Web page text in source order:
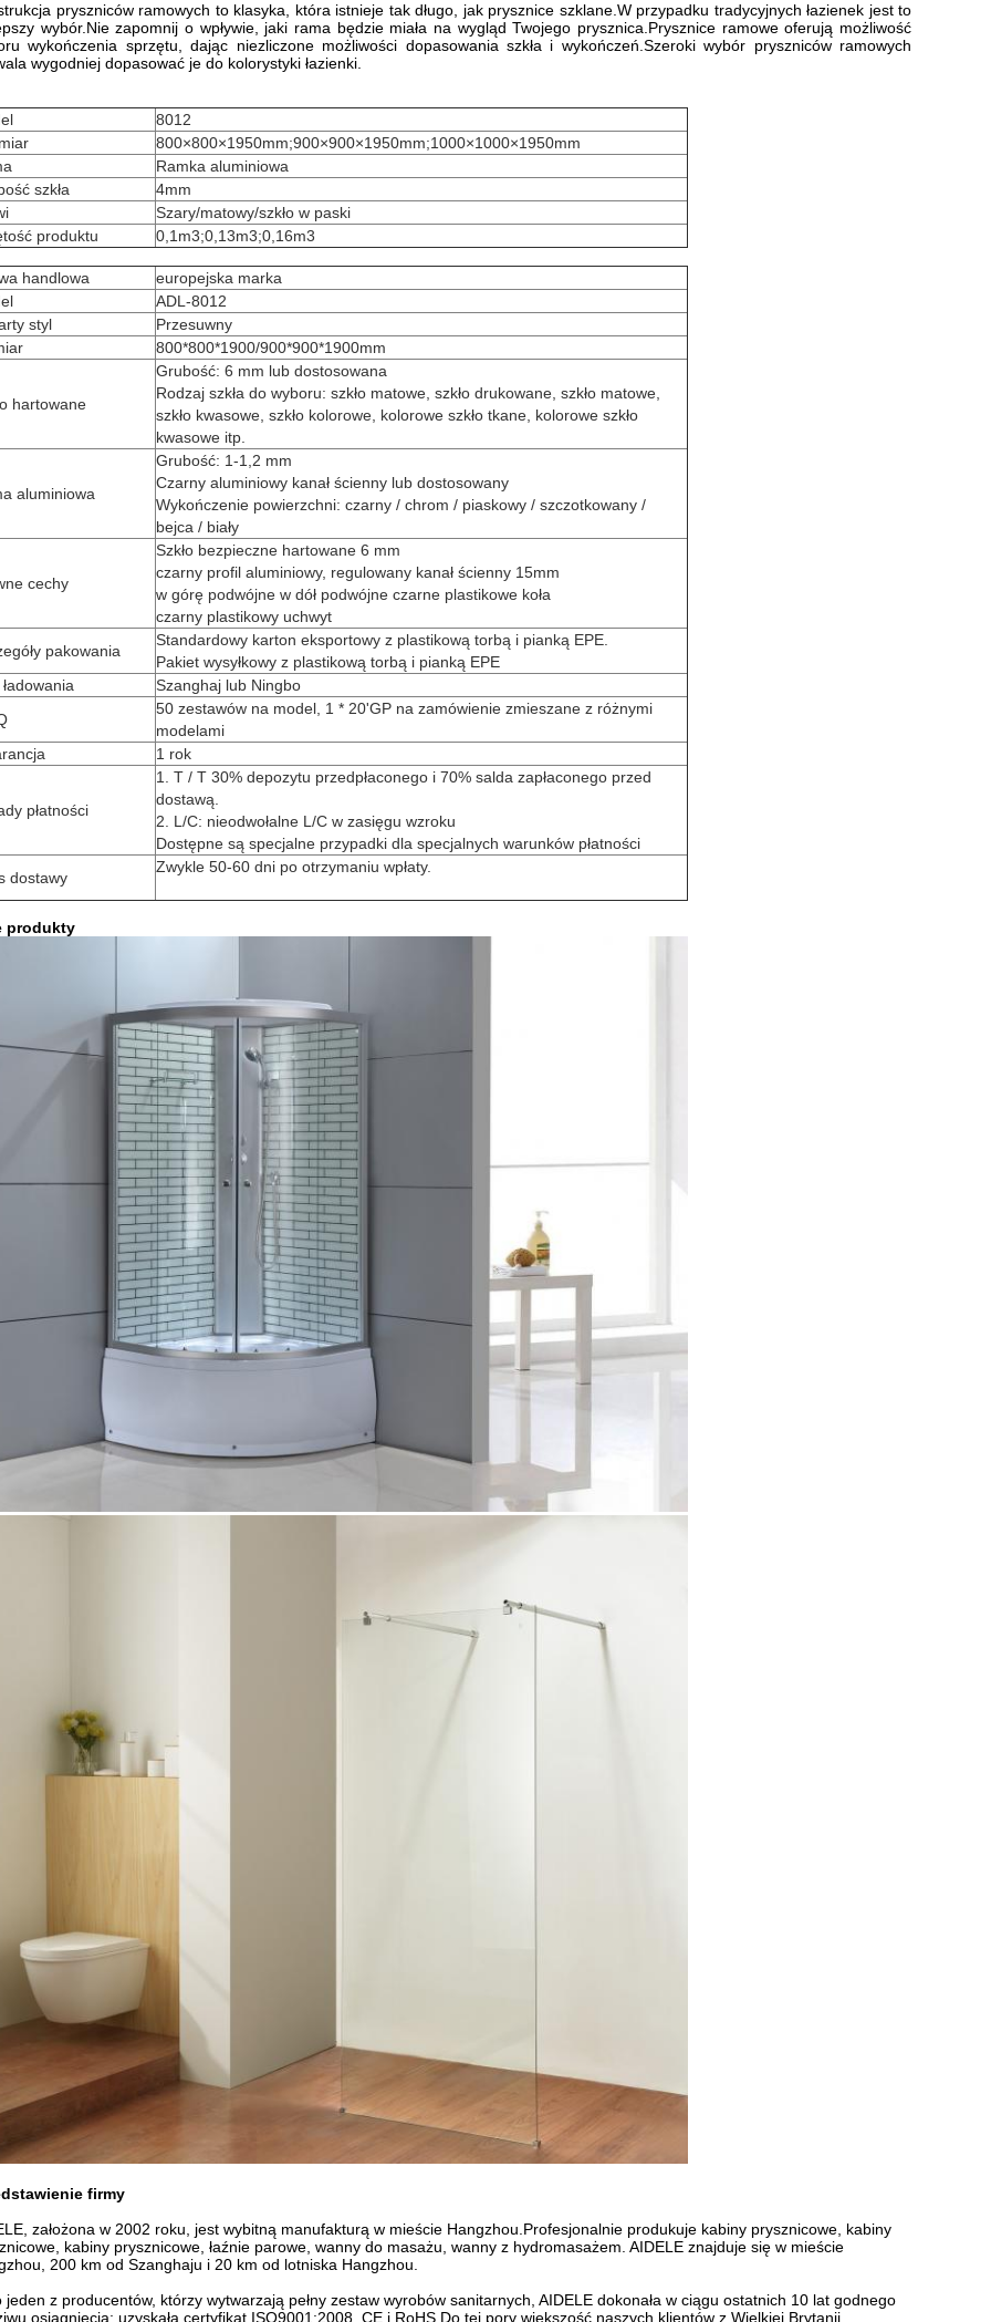
pryszniców ramowych to klasyka, która istnieje tak długo, jak prysznice szklane.W przypadku tradycyjnych łazienek jest to
wybór.Nie zapomnij o wpływie, jaki rama będzie miała na wygląd Twojego prysznica.Prysznice ramowe oferują możliwość
wykończenia sprzętu, dając niezliczone możliwości dopasowania szkła i wykończeń.Szeroki wybór pryszniców ramowych
wygodniej dopasować je do kolorystyki łazienki.
8012
800×800×1950mm;900×900×1950mm;1000×1000×1950mm
Ramka aluminiowa
szkła
4mm
Szary/matowy/szkło w paski
produktu
0,1m3;0,13m3;0,16m3
handlowa
europejska marka
ADL-8012
styl
Przesuwny
800*800*1900/900*900*1900mm
hartowane
Grubość: 6 mm lub dostosowana
Rodzaj szkła do wyboru: szkło matowe, szkło drukowane, szkło matowe,
szkło kwasowe, szkło kolorowe, kolorowe szkło tkane, kolorowe szkło
kwasowe itp.
aluminiowa
Grubość: 1-1,2 mm
Czarny aluminiowy kanał ścienny lub dostosowany
Wykończenie powierzchni: czarny / chrom / piaskowy / szczotkowany /
bejca / biały
cechy
Szkło bezpieczne hartowane 6 mm
czarny profil aluminiowy, regulowany kanał ścienny 15mm
w górę podwójne w dół podwójne czarne plastikowe koła
czarny plastikowy uchwyt
pakowania
Standardowy karton eksportowy z plastikową torbą i pianką EPE.
Pakiet wysyłkowy z plastikową torbą i pianką EPE
Szanghaj lub Ningbo
50 zestawów na model, 1 * 20'GP na zamówienie zmieszane z różnymi
modelami
1 rok
płatności
1. T / T 30% depozytu przedpłaconego i 70% salda zapłaconego przed
dostawą.
2. L/C: nieodwołalne L/C w zasięgu wzroku
Dostępne są specjalne przypadki dla specjalnych warunków płatności
dostawy
Zwykle 50-60 dni po otrzymaniu wpłaty.
produkty
firmy
założona w 2002 roku, jest wybitną manufakturą w mieście Hangzhou.Profesjonalnie produkuje kabiny prysznicowe, kabiny
kabiny prysznicowe, łaźnie parowe, wanny do masażu, wanny z hydromasażem. AIDELE znajduje się w mieście
200 km od Szanghaju i 20 km od lotniska Hangzhou.
jeden z producentów, którzy wytwarzają pełny zestaw wyrobów sanitarnych, AIDELE dokonała w ciągu ostatnich 10 lat godnego
osiągnięcia: uzyskała certyfikat ISO9001:2008, CE i RoHS.Do tej pory większość naszych klientów z Wielkiej Brytanii,